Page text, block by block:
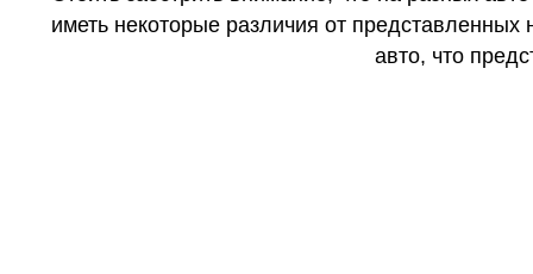
иметь некоторые различия от
авто, что